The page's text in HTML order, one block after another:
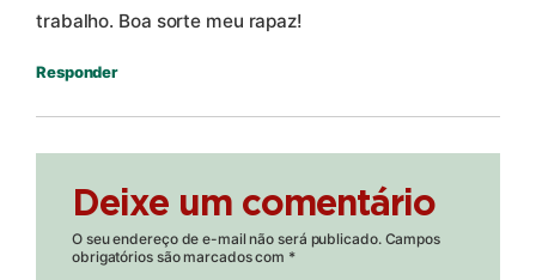
trabalho. Boa sorte meu rapaz!
Responder
Deixe um comentário
O seu endereço de e-mail não será publicado. Campos
obrigatórios são marcados com *